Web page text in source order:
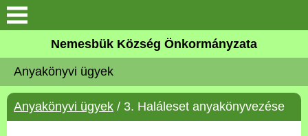
Keresés
Önkormányzat
Közös Önkormányzati
Hivatal
Nemesbük Község Önkormányzata
Anyakönyvi ügyek
Anyakönyvi ügyek / 3. Haláleset anyakönyvezése